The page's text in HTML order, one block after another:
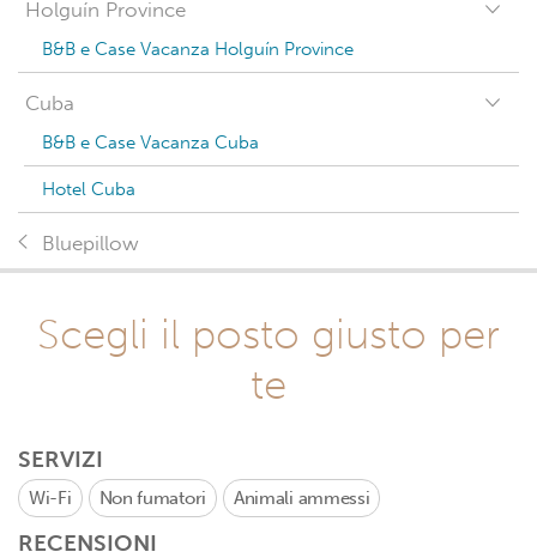
Holguín Province
B&B e Case Vacanza Holguín Province
Cuba
B&B e Case Vacanza Cuba
Hotel Cuba
Bluepillow
Scegli il posto giusto per
te
SERVIZI
Wi-Fi Non fumatori Animali ammessi
RECENSIONI